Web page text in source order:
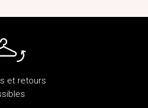
et retours